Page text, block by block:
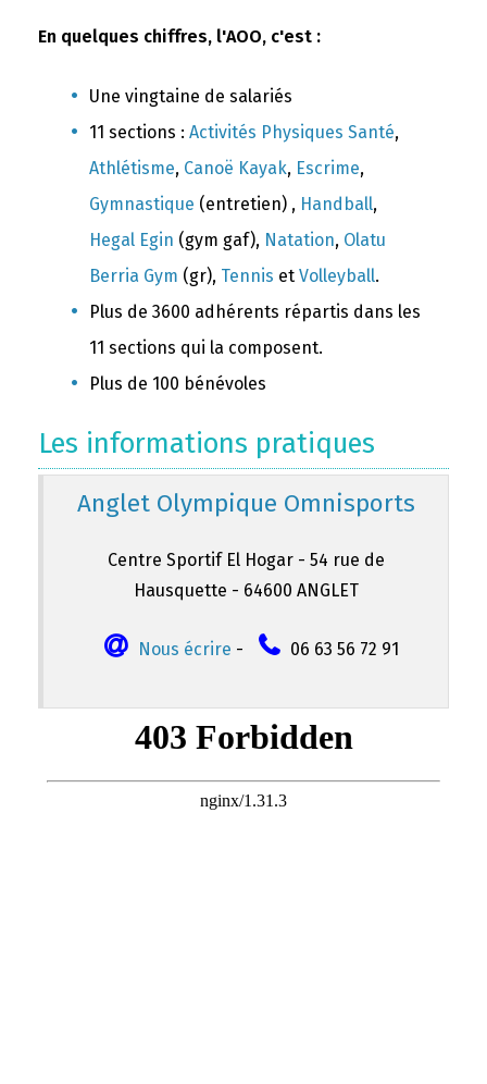
En quelques chiffres, l'AOO, c'est :
Une vingtaine de salariés
11 sections : Activités Physiques Santé,
Athlétisme, Canoë Kayak, Escrime,
Gymnastique (entretien) , Handball,
Hegal Egin (gym gaf), Natation, Olatu
Berria Gym (gr), Tennis et Volleyball.
Plus de 3600 adhérents répartis dans les
11 sections qui la composent.
Plus de 100 bénévoles
Les informations pratiques
Anglet Olympique Omnisports
Centre Sportif El Hogar - 54 rue de
Hausquette - 64600 ANGLET
Nous écrire - 06 63 56 72 91